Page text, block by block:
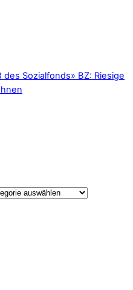
des Sozialfonds» BZ: Riesige